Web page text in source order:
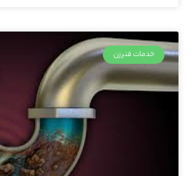
خدمات فنرزن